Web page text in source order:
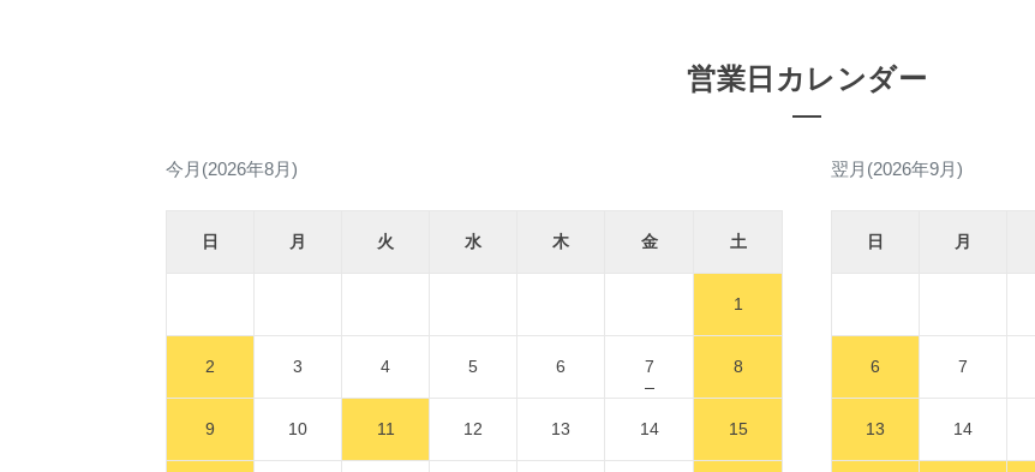
営業日カレンダー
今月(2026年8月)
日 月 火 水 木 金 土
1
2 3 4 5 6 7 8
9 10 11 12 13 14 15
翌月(2026年9月)
日 月
6 7
13 14